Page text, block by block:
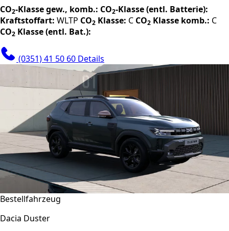
CO2-Klasse gew., komb.: CO2-Klasse (entl. Batterie):
Kraftstoffart: WLTP CO2 Klasse: C CO2 Klasse komb.: C
CO2 Klasse (entl. Bat.):
(0351) 41 50 60 Details
Bestellfahrzeug
Dacia Duster